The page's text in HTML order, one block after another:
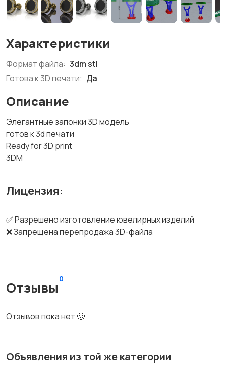
Характеристики
Формат файла: 3dm stl
Готова к 3D печати: Да
Описание
Элегантные запонки 3D модель
готов к 3d печати
Ready for 3D print
3DM
Лицензия:
✅ Разрешено изготовление ювелирных изделий
❌ Запрещена перепродажа 3D-файла
Отзывы
0
Отзывов пока нет 🥴
Объявления из той же категории